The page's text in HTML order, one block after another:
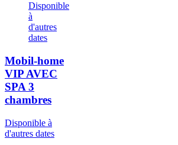
Disponible
à
d'autres
dates
Mobil-home
VIP AVEC
SPA 3
chambres
Disponible à
d'autres dates